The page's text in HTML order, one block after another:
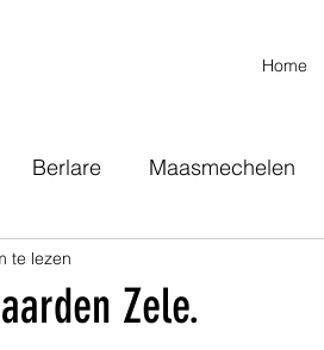
Home
Berlare Maasmechelen
Zele.
te lezen